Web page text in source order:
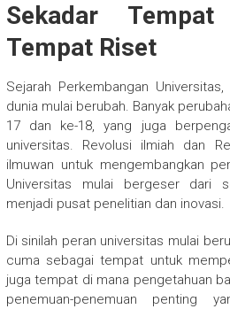
Sekadar
Tempat Riset
Sejarah Perkembangan
dunia mulai berubah. Banyak
17 dan ke-18, yang juga
universitas. Revolusi ilmiah dan
ilmuwan untuk mengembangkan
Universitas mulai bergeser dari
menjadi pusat penelitian dan inovasi.
Di sinilah peran universitas mulai
cuma sebagai tempat untuk
juga tempat di mana pengetahuan
penemuan-penemuan penting